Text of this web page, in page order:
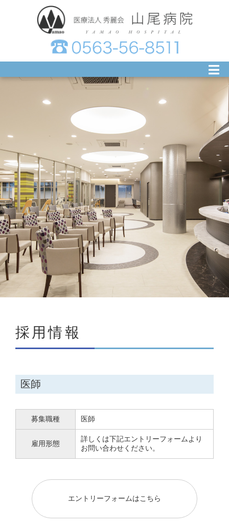
採用情報
医師
募集職種 医師
雇用形態
詳しくは下記エントリーフォームより
お問い合わせください。
エントリーフォームはこちら